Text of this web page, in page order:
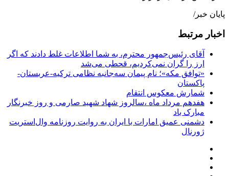
پایان خبر/
اخبار مرتبط
آقای رئیس‌جمهور محترم، به شما اطلاعات غلط دادند که اگر
ارز را گران نمی‌کردیم، قحطی می‌شد
«توافق مکه»؛ نام پیمان سه‌جانبه نظامی ترکیه-عربستان-
پاکستان
شمارش معکوس انتقام
هفدهم مرداد ماه ،سالروز شهاد شهید صارمی و روز خبرنگار
مبارک باد
دشمنی عمیق امارات با ایران به روایت روزنامه وال‌استریت
ژورنال